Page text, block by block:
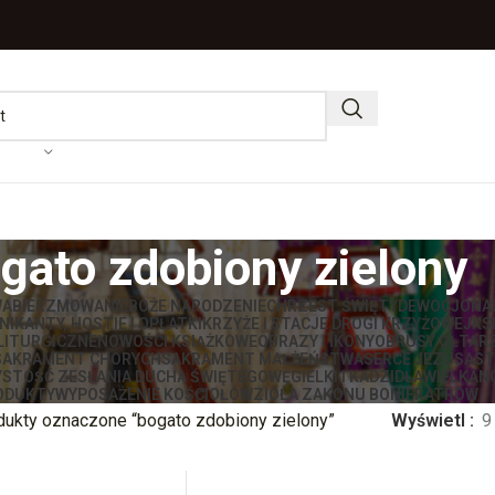
zdobiony zielony
BIERZMOWANIE BOŻE NARODZENIECHRZEST ŚWIĘTY
HOSTIE I OPŁATKIKRZYŻE I STACJE DROGI KRZYŻOWEJ
NOWOŚCI KSIĄŻKOWEOBRAZY I IKONYOBRUSY
CHORYCHSAKRAMENT MAŁŻEŃSTWASERCE JEZUSA
ZESŁANIA DUCHA ŚWIĘTEGO WĘGIELKI I KADZIDŁA
WYPOSAŻENIE KOŚCIOŁÓWZIOŁA ZAKONU BONIFRATRÓW
oznaczone “bogato zdobiony zielony” Wyświetl 9